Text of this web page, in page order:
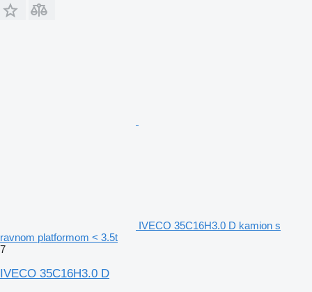
IVECO 35C16H3.0 D kamion s
ravnom platformom < 3.5t
7
IVECO 35C16H3.0 D